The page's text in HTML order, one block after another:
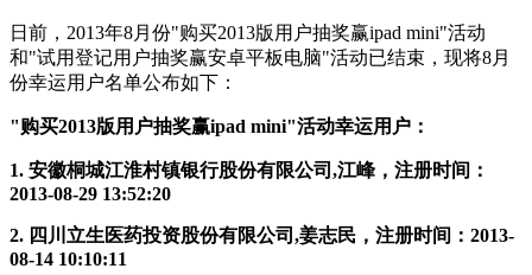
日前，2013年8月份"购买2013版用户抽奖赢ipad mini"活动
和"试用登记用户抽奖赢安卓平板电脑"活动已结束，现将8月
份幸运用户名单公布如下：
"购买2013版用户抽奖赢ipad mini"活动幸运用户：
1. 安徽桐城江淮村镇银行股份有限公司,江峰，注册时间：
2013-08-29 13:52:20
2. 四川立生医药投资股份有限公司,姜志民，注册时间：2013-
08-14 10:10:11